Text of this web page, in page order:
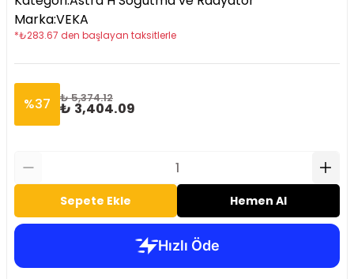
Marka:VEKA
*₺283.67 den başlayan taksitlerle
%37 ₺ 5,374.12
₺ 3,404.09
Sepete Ekle Hemen Al